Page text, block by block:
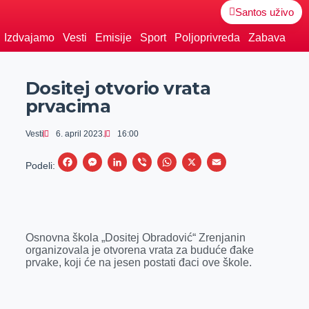
Santos uživo
Izdvajamo Vesti Emisije Sport Poljoprivreda Zabava
Dositej otvorio vrata
prvacima
Vesti 6. april 2023. 16:00
Podeli:
F
b
o
M
e
n
L
e
d
V
r
W
s
A
X
E
l
Osnovna škola „Dositej Obradović“ Zrenjanin
organizovala je otvorena vrata za buduće đake
prvake, koji će na jesen postati đaci ove škole.